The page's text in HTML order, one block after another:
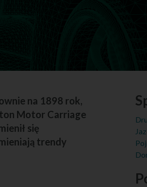
na 1898 rok,
Motor Carriage
się
trendy